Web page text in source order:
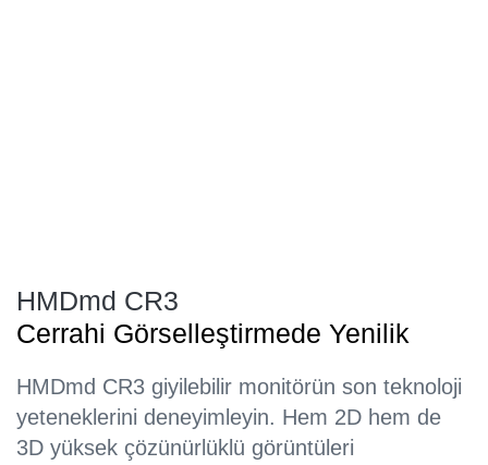
HMDmd CR3
Cerrahi Görselleştirmede Yenilik
HMDmd CR3 giyilebilir monitörün son teknoloji
yeteneklerini deneyimleyin. Hem 2D hem de
3D yüksek çözünürlüklü görüntüleri